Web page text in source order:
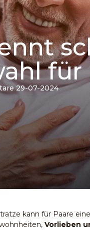
für
29-07-2024
kann für Paare
Vorlieben